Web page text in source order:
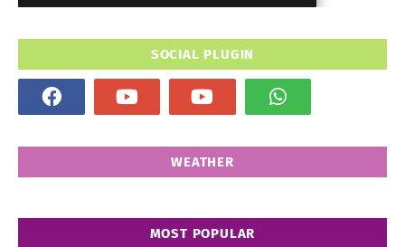
SOCIAL PLUGIN
WEATHER
MOST POPULAR